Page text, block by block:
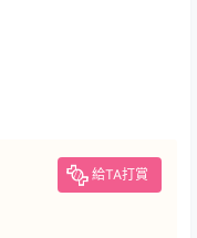
給TA打賞